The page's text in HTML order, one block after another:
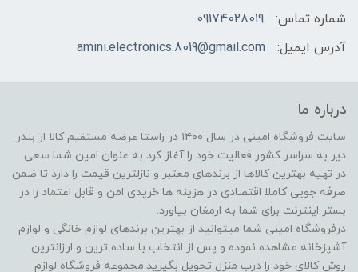
شماره تماس:
09174028019
آدرس ایمیل:
amini.electronics.8019@gmail.com
درباره ما
سایت فروشگاه امینی در سال ۱۴۰۰ در راستا عرضه مستقیم کالا از بندر
دیر به سراسر کشور فعالیت خود را آغاز کرد به عنوان امین شما سعی
در تهیه بهترین کالاها از برندهای معتبر و نازلترین قیمت را دارد تا ضمن
صرفه جویی کاملا اقتصادی در هزینه ها خریدی امن و قابل اعتماد را در
بستر اینترنت برای شما به ارمغان بیاورد.
درفروشگاه امینی شما میتوانید از بهترین برندهای لوازم خانگی و لوازم
آشپزخانه مشاهده نموده و پس از انتخاب با ساده ترین و ارزانترین
روش کالای خود را درب منزل تحویل بگیرید.مجموعه فروشگاه لوازم